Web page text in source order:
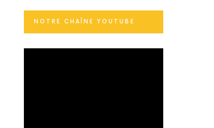
NOTRE CHAÎNE YOUTUBE